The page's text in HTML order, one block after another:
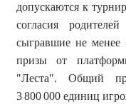
допускаются к
согласия
сыгравшие не менее
призы от
"Леста". Общий
3 800 000 единиц